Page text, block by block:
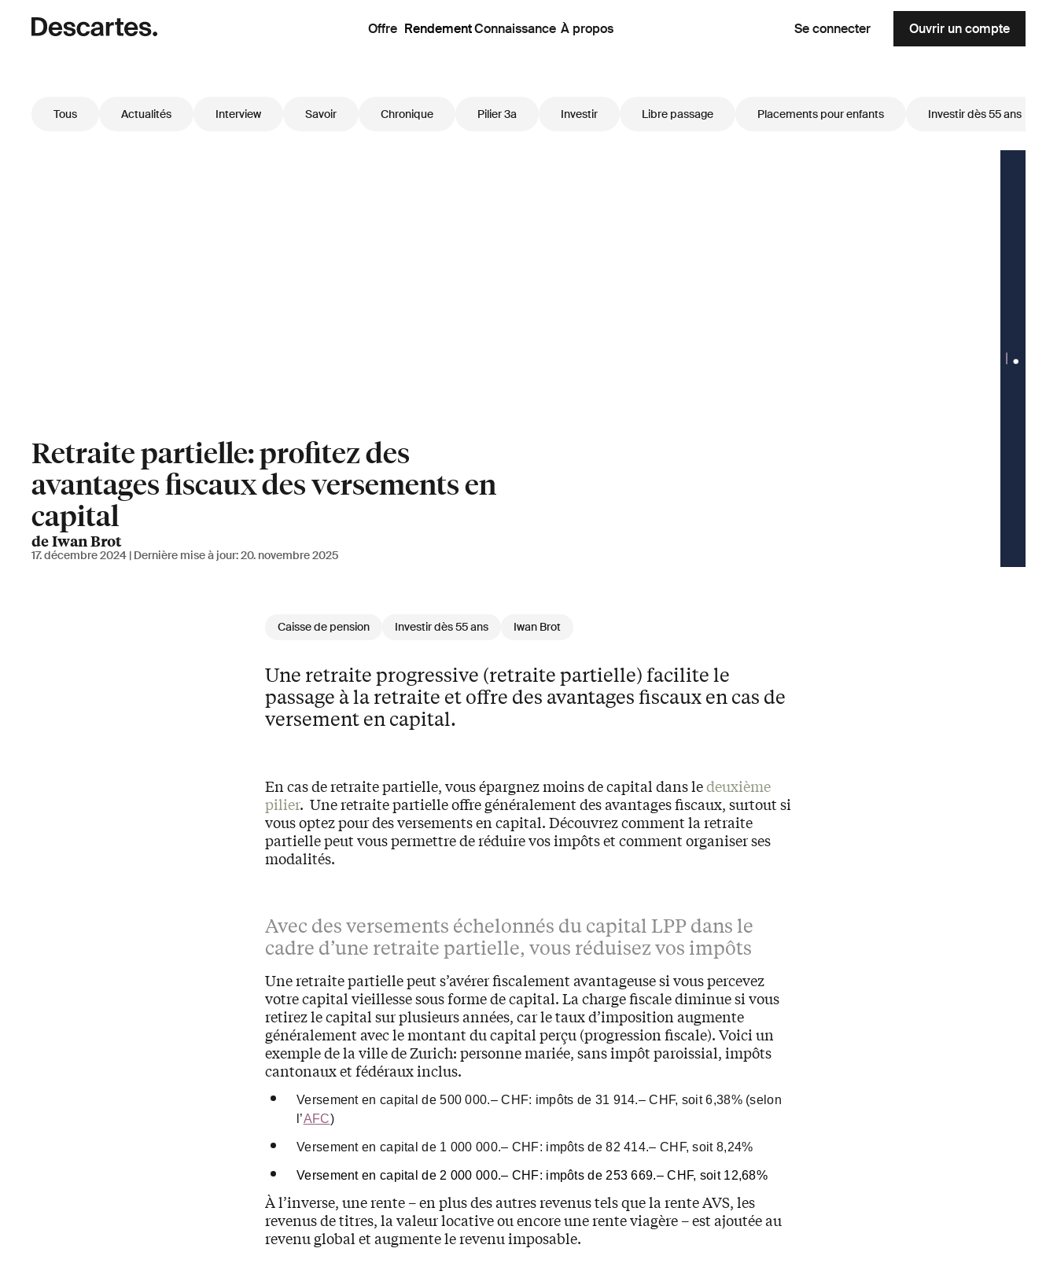
Offre RendementConnaissance À propos Se connecter Ouvrir un compte
Tous Actualités Interview Savoir Chronique Pilier 3a Investir Libre passage Placements pour enfants Investir dès 55 ans
Retraite partielle: profitez des
avantages fiscaux des versements en
capital
de Iwan Brot
17. décembre 2024 | Dernière mise à jour:20. novembre 2025
Caisse de pension Investir dès 55 ans Iwan Brot
Une retraite progressive (retraite partielle) facilite le
passage à la retraite et offre des avantages fiscaux en cas de
versement en capital.
En cas de retraite partielle, vous épargnez moins de capital dans ledeuxième
pilier. Une retraite partielle offre généralement des avantages fiscaux, surtout si
vous optez pour des versements en capital. Découvrez comment la retraite
partielle peut vous permettre de réduire vos impôts et comment organiser ses
modalités.
Avec des versements échelonnés du capital LPP dans le
cadre d’une retraite partielle, vous réduisez vos impôts
Une retraite partielle peut s’avérer fiscalement avantageuse si vous percevez
votre capital vieillesse sous forme de capital. La charge fiscale diminue si vous
retirez le capital sur plusieurs années, car le taux d’imposition augmente
généralement avec le montant du capital perçu (progression fiscale). Voici un
exemple de la ville de Zurich: personne mariée, sans impôt paroissial, impôts
cantonaux et fédéraux inclus.
Versement en capital de 500 000.– CHF: impôts de 31 914.– CHF, soit 6,38% (selon
l’AFC)
Versement en capital de 1 000 000.– CHF: impôts de 82 414.– CHF, soit 8,24%
Versement en capital de 2 000 000.– CHF: impôts de 253 669.– CHF, soit 12,68%
À l’inverse, une rente – en plus des autres revenus tels que la rente AVS, les
revenus de titres, la valeur locative ou encore une rente viagère – est ajoutée au
revenu global et augmente le revenu imposable.